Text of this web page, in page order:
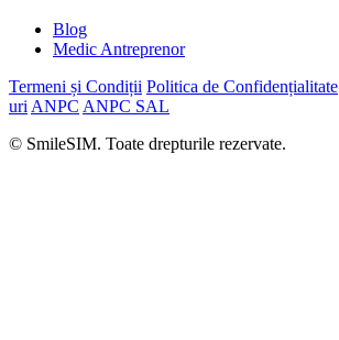
Blog
Medic Antreprenor
Termeni și Condiții Politica de Confidențialitate
uri ANPC ANPC SAL
© SmileSIM. Toate drepturile rezervate.